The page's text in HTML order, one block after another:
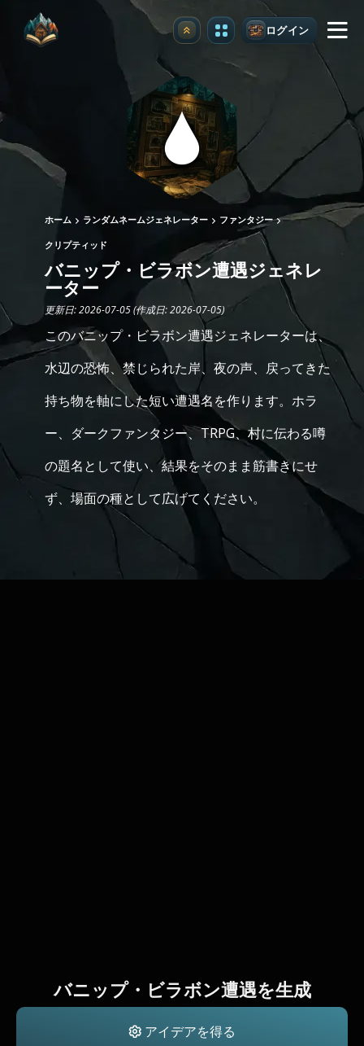
アップグレード ログイン
ホーム ランダムネームジェネレーター ファンタジー
クリプティッド
バニップ・ビラボン遭遇ジェネレ
ーター
更新日: 2026-07-05 (作成日: 2026-07-05)
このバニップ・ビラボン遭遇ジェネレーターは、
水辺の恐怖、禁じられた岸、夜の声、戻ってきた
持ち物を軸にした短い遭遇名を作ります。ホラ
ー、ダークファンタジー、TRPG、村に伝わる噂
の題名として使い、結果をそのまま筋書きにせ
ず、場面の種として広げてください。
バニップ・ビラボン遭遇を生成
アイデアを得る